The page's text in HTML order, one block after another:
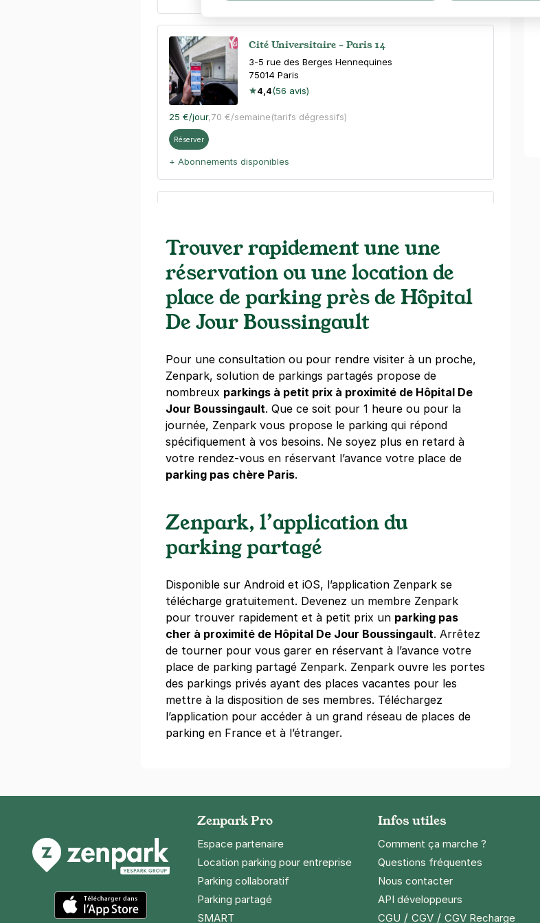
Cité Universitaire - Paris 14
3-5 rue des Berges Hennequines
75014 Paris
4,4(56 avis)
25 €/jour,70 €/semaine(tarifs dégressifs)
Réserver
+ Abonnements disponibles
Paris
4,7(245 avis)
2,50 € /heure 25 €/jour,70 €/semaine(tarifs dégressifs)
Réserver
+ Abonnements disponibles
Paris - Montsouris - Alésia
47 avenue René Coty
75014Paris
Réserver
+ Abonnements disponibles
Paris - Hôpital Sainte-Anne - René Coty
19 bis rue Broussais
75014 Paris
Réserver
+ Abonnements disponibles
Paris - Stade Charléty - SAEMES
17 avenue Pierre de Coubertin
75013Paris
4,5(59 avis)
Paris - Porte d'Orléans - Montsouris
75014 Paris
4,4(425 avis)
Réserver
Trouver rapidement une une
réservation ou une location de
place de parking près de Hôpital
De Jour Boussingault
Pour une consultation ou pour rendre visiter à un proche,
Zenpark, solution de parkings partagés propose de
nombreux parkings à petit prix à proximité de Hôpital De
Jour Boussingault. Que ce soit pour 1 heure ou pour la
journée, Zenpark vous propose le parking qui répond
spécifiquement à vos besoins. Ne soyez plus en retard à
votre rendez-vous en réservant l’avance votre place de
parking pas chère Paris.
Zenpark, l’application du
parking partagé
Disponible sur Android et iOS, l’application Zenpark se
télécharge gratuitement. Devenez un membre Zenpark
pour trouver rapidement et à petit prix un parking pas
cher à proximité de Hôpital De Jour Boussingault. Arrêtez
de tourner pour vous garer en réservant à l’avance votre
place de parking partagé Zenpark. Zenpark ouvre les portes
des parkings privés ayant des places vacantes pour les
mettre à la disposition de ses membres. Téléchargez
l’application pour accéder à un grand réseau de places de
parking en France et à l’étranger.
Zenpark Pro
Espace partenaire
Location parking pour entreprise
Parking collaboratif
Parking partagé
SMART
Infos utiles
Comment ça marche ?
Questions fréquentes
Nous contacter
API développeurs
CGU / CGV/ CGV Recharge